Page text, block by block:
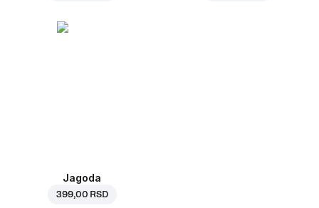
Jagoda
399,00 RSD